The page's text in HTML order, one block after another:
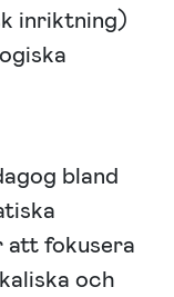
inriktning)
bland
att fokusera
och